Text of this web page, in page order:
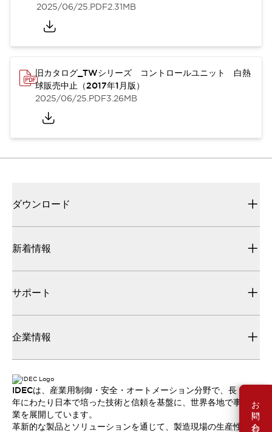
お問い合わせ
2025/06/25.PDF2.31MB
旧カタログ_TWシリーズ コントロールユニット 白熱
球販売中止（2017年1月版）
2025/06/25.PDF3.26MB
ダウンロード
新着情報
サポート
企業情報
IDECは、産業用制御・安全・オートメーション分野で、長
年にわたり日本で培った技術と信頼を基盤に、世界各地で事
業を展開しています。
革新的な製品とソリューションを通じて、製造現場の生産性